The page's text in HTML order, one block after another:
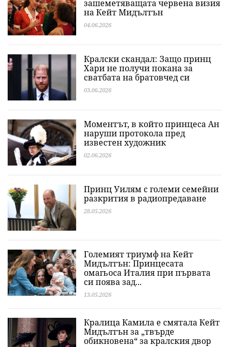
зашеметяващата червена визия
на Кейт Мидълтън
04.06.2026
Кралски скандал: Защо принц
Хари не получи покана за
сватбата на братовчед си
03.06.2026
Моментът, в който принцеса Ан
наруши протокола пред
известен художник
02.06.2026
Принц Уилям с големи семейни
разкрития в радиопредаване
28.05.2026
Големият триумф на Кейт
Мидълтън: Принцесата
омагьоса Италия при първата
си поява зад...
13.05.2026
Кралица Камила е смятала Кейт
Мидълтън за „твърде
обикновена“ за кралския двор